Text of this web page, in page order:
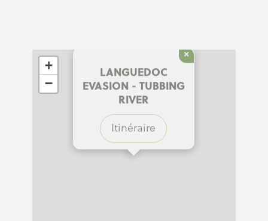
LANGUEDOC
EVASION - TUBBING
RIVER
Itinéraire
×
+
−